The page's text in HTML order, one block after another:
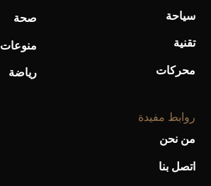
سياحة
تقنية
محركات
صحة
منوعات
رياضة
روابط مفيدة
من نحن
اتصل بنا